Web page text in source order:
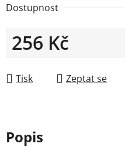
Dostupnost
256 Kč
Tisk
Zeptat se
Popis